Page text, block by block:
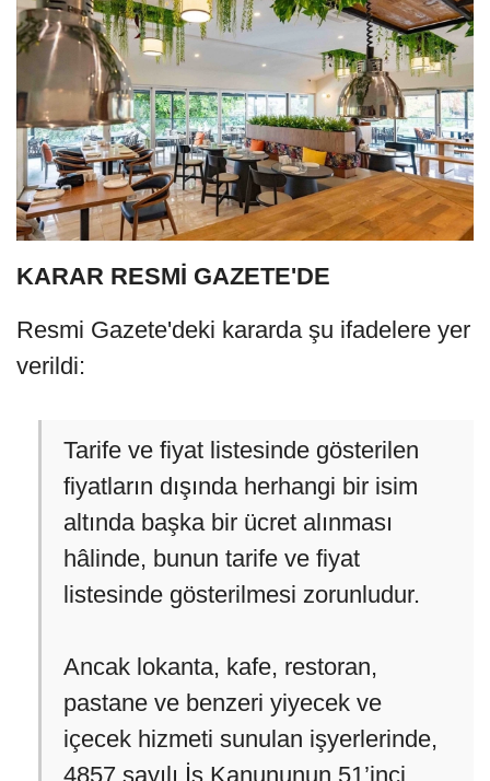
KARAR RESMİ GAZETE'DE
Resmi Gazete'deki kararda şu ifadelere yer
verildi:
Tarife ve fiyat listesinde gösterilen
fiyatların dışında herhangi bir isim
altında başka bir ücret alınması
hâlinde, bunun tarife ve fiyat
listesinde gösterilmesi zorunludur.
Ancak lokanta, kafe, restoran,
pastane ve benzeri yiyecek ve
içecek hizmeti sunulan işyerlerinde,
4857 sayılı İş Kanununun 51’inci